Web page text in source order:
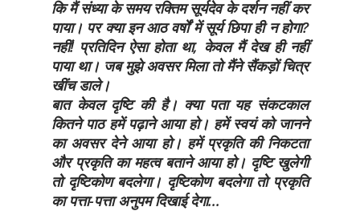
कि मैं संध्या के समय रक्तिम सूर्यदेव के दर्शन नहीं कर
पाया। पर क्या इन आठ वर्षों में सूर्य छिपा ही न होगा?
नहीं! प्रतिदिन ऐसा होता था, केवल मैं देख ही नहीं
पाया था। जब मुझे अवसर मिला तो मैंने सैंकड़ों चित्र
खींच डाले।
बात केवल दृष्टि की है। क्या पता यह संकटकाल
कितने पाठ हमें पढ़ाने आया हो। हमें स्वयं को जानने
का अवसर देने आया हो। हमें प्रकृति की निकटता
और प्रकृति का महत्व बताने आया हो। दृष्टि खुलेगी
तो दृष्टिकोण बदलेगा। दृष्टिकोण बदलेगा तो प्रकृति
का पत्ता-पत्ता अनुपम दिखाई देगा...